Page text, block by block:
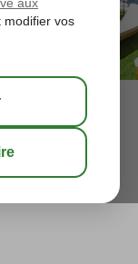
sauver